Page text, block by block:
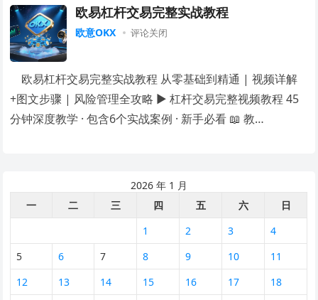
欧易杠杆交易完整实战教程
欧意OKX 评论关闭
欧易杠杆交易完整实战教程 从零基础到精通 | 视频详解
+图文步骤 | 风险管理全攻略 ▶ 杠杆交易完整视频教程 45
分钟深度教学 · 包含6个实战案例 · 新手必看 📖 教…
2026 年 1 月
一
二 三 四 五 六
日
1
2 3
4
5
6 7 8 9 10
11
12
13 14 15 16 17
18